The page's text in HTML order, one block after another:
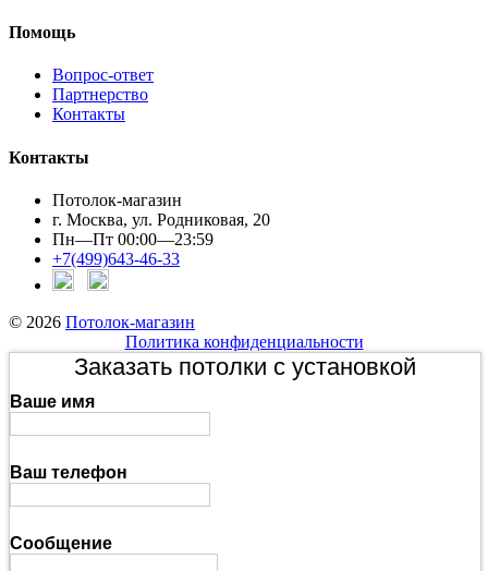
Помощь
Вопрос-ответ
Партнерство
Контакты
Контакты
Потолок-магазин
г. Москва, ул. Родниковая, 20
Пн—Пт 00:00—23:59
+7(499)643-46-33
© 2026 Потолок-магазин
Политика конфиденциальности
Заказать потолки с установкой
Ваше имя
Ваш телефон
Сообщение